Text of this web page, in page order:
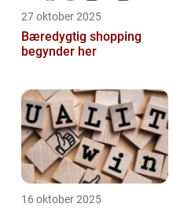
27 oktober 2025
Bæredygtig shopping
begynder her
16 oktober 2025